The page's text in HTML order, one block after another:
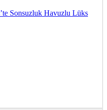
Sonsuzluk Havuzlu Lüks